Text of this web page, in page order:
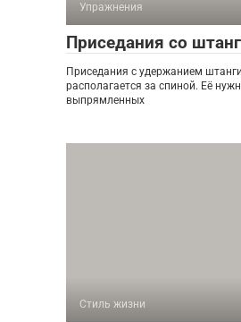
Упражнения
Приседания со
Приседания с удержанием
располагается за спиной. Её
выпрямленных
Стиль жизни